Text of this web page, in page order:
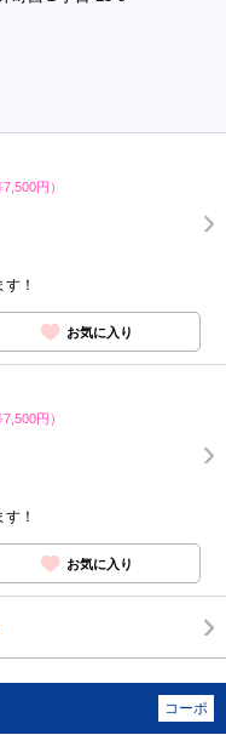
円）
！
お気に入り
円）
！
お気に入り
コーポ